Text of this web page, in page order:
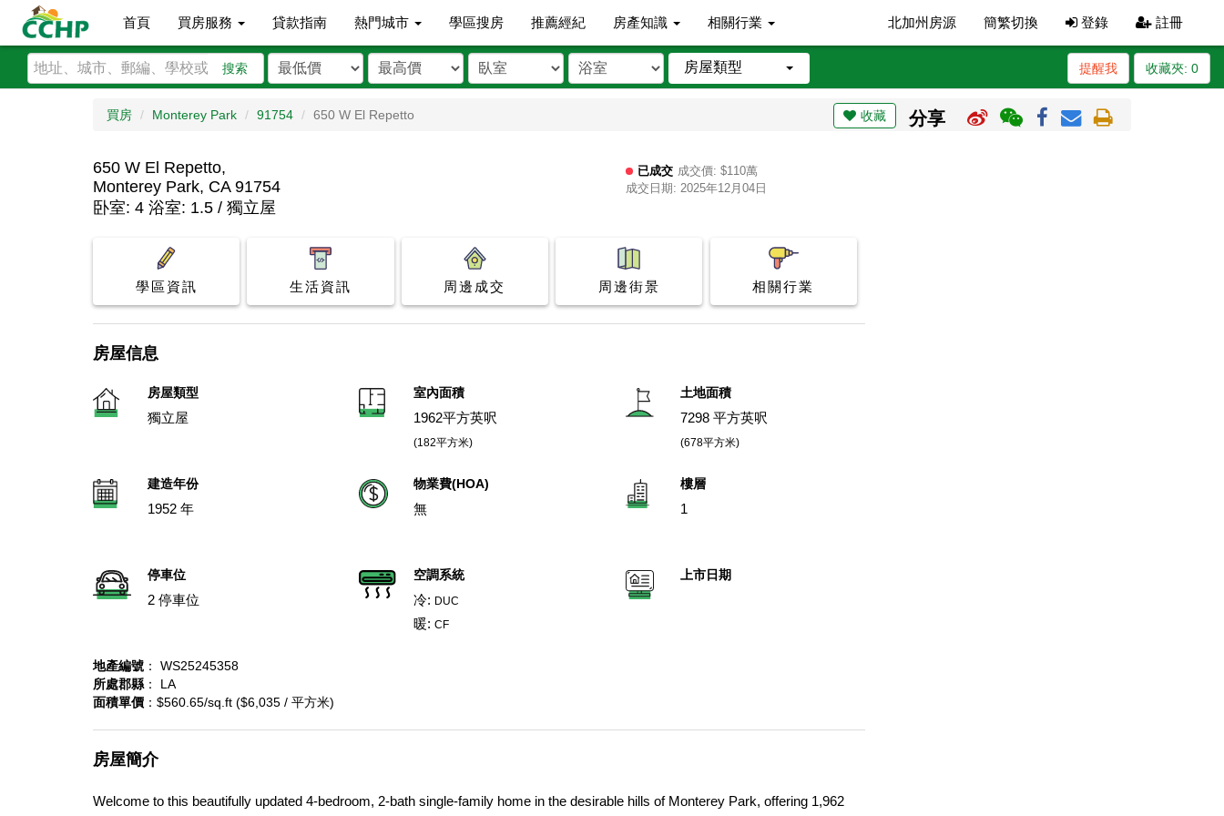
首頁 買房服務 貸款指南 熱門城市 學區搜房 推薦經紀 房產知識 相關行業 北加州房源 簡繁切換 登錄 註冊
搜索 房屋類型 收藏夾: 0
提醒我
買房 Monterey Park 91754 650 W El Repetto 收藏 分享
650 W El Repetto,
Monterey Park, CA 91754
已成交 成交價: $110萬
成交日期: 2025年12月04日
卧室: 4 浴室: 1.5 / 獨立屋
學區資訊 生活資訊 周邊成交 周邊街景 相關行業
房屋信息
房屋類型
獨立屋
室內面積
1962平方英呎
(182平方米)
土地面積
7298 平方英呎
(678平方米)
建造年份
1952 年
物業費(HOA)
無
樓層
1
停車位
2 停車位
空調系統
冷: DUC
暖:CF
上市日期
地產編號 ： WS25245358
所處郡縣 ： LA
面積單價 ：$560.65/sq.ft ($6,035 / 平方米)
房屋簡介
Welcome to this beautifully updated 4-bedroom, 2-bath single-family home in the desirable hills of Monterey Park, offering 1,962